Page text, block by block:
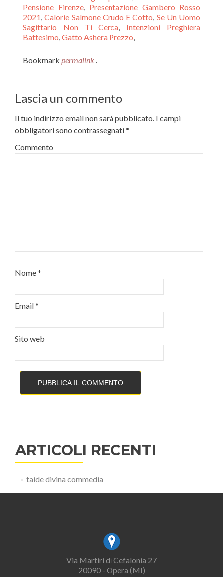
Pensione Firenze, Presentazione Gambero Rosso
2021,Calorie Salmone Crudo E Cotto, Se Un Uomo
Sagittario Non Ti Cerca, Intenzioni Preghiera
Battesimo,Gatto Ashera Prezzo,
Bookmark permalink .
Lascia un commento
Il tuo indirizzo email non sarà pubblicato. I campi
obbligatori sono contrassegnati*
Commento
Nome*
Email*
Sito web
ARTICOLI RECENTI
taide divina commedia
Via Martiri di Cefalonia 27
20090 - Opera (MI)